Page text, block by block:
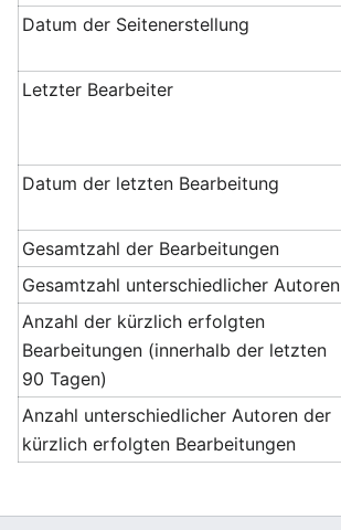
Datum der Seitenerstellung
Letzter Bearbeiter
Datum der letzten Bearbeitung
Gesamtzahl der Bearbeitungen
Gesamtzahl unterschiedlicher Autoren
Anzahl der kürzlich erfolgten
Bearbeitungen (innerhalb der letzten
90 Tagen)
Anzahl unterschiedlicher Autoren der
kürzlich erfolgten Bearbeitungen